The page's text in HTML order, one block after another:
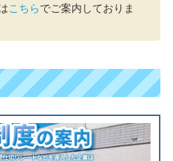
こちらでご案内しておりま